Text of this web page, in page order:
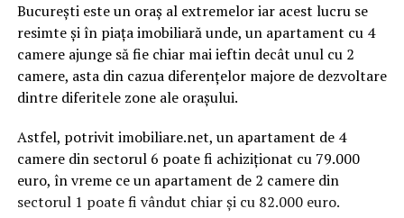
Bucureşti este un oraş al extremelor iar acest lucru se
resimte şi în piaţa imobiliară unde, un apartament cu 4
camere ajunge să fie chiar mai ieftin decât unul cu 2
camere, asta din cazua diferenţelor majore de dezvoltare
dintre diferitele zone ale oraşului.
Astfel, potrivit imobiliare.net, un apartament de 4
camere din sectorul 6 poate fi achiziţionat cu 79.000
euro, în vreme ce un apartament de 2 camere din
sectorul 1 poate fi vândut chiar şi cu 82.000 euro.